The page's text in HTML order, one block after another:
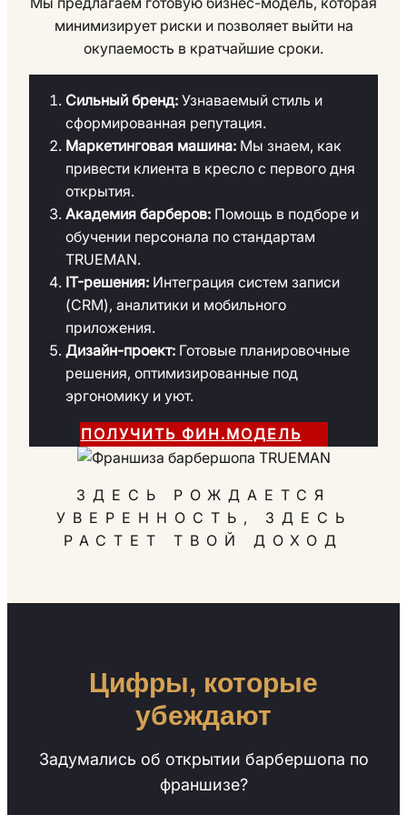
минимизирует риски и позволяет выйти на
окупаемость в кратчайшие сроки.
Сильный бренд: Узнаваемый стиль и
сформированная репутация.
Маркетинговая машина: Мы знаем, как
привести клиента в кресло с первого дня
открытия.
Академия барберов: Помощь в подборе и
обучении персонала по стандартам
TRUEMAN.
IT-решения: Интеграция систем записи
(CRM), аналитики и мобильного
приложения.
Дизайн-проект: Готовые планировочные
решения, оптимизированные под
эргономику и уют.
ПОЛУЧИТЬ ФИН.МОДЕЛЬ
ЗДЕСЬ РОЖДАЕТСЯ
УВЕРЕННОСТЬ, ЗДЕСЬ
РАСТЕТ ТВОЙ ДОХОД
Цифры, которые
убеждают
Задумались об открытии барбершопа по
франшизе?